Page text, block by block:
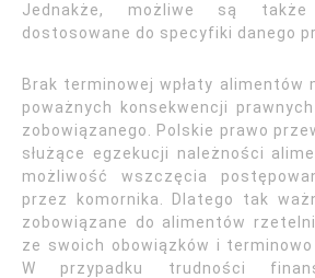
Jednakże, możliwe są
dostosowane do specyfiki danego
Brak terminowej wpłaty alimentów
poważnych konsekwencji
zobowiązanego. Polskie prawo
służące egzekucji należności
możliwość wszczęcia
przez komornika. Dlatego tak
zobowiązane do alimentów
ze swoich obowiązków i terminowo
W przypadku trudności